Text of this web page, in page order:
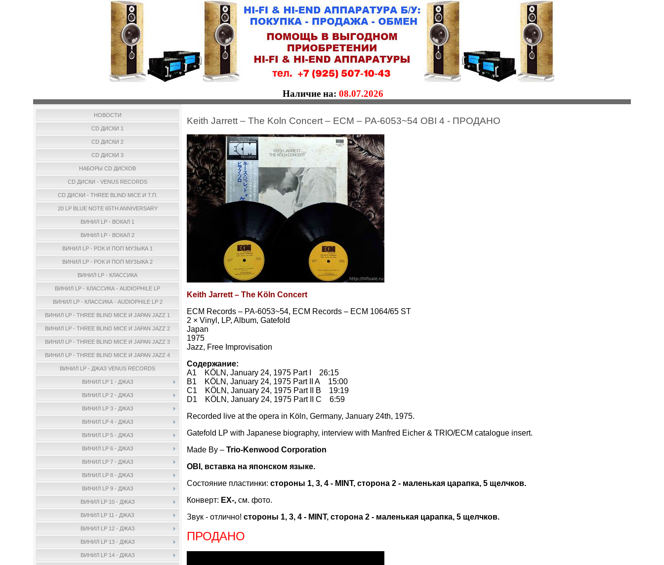
Наличие на: 08.07.2026
НОВОСТИ
CD ДИСКИ 1
CD ДИСКИ 2
CD ДИСКИ 3
НАБОРЫ CD ДИСКОВ
CD ДИСКИ - VENUS RECORDS
CD ДИСКИ - THREE BLIND MICE И Т.П.
20 LP BLUE NOTE 65TH ANNIVERSARY
ВИНИЛ LP - ВОКАЛ 1
ВИНИЛ LP - ВОКАЛ 2
ВИНИЛ LP - РОК И ПОП МУЗЫКА 1
ВИНИЛ LP - РОК И ПОП МУЗЫКА 2
ВИНИЛ LP - КЛАССИКА
ВИНИЛ LP - КЛАССИКА - AUDIOPHILE LP
ВИНИЛ LP - КЛАССИКА - AUDIOPHILE LP 2
ВИНИЛ LP - THREE BLIND MICE И JAPAN JAZZ 1
ВИНИЛ LP - THREE BLIND MICE И JAPAN JAZZ 2
ВИНИЛ LP - THREE BLIND MICE И JAPAN JAZZ 3
ВИНИЛ LP - THREE BLIND MICE И JAPAN JAZZ 4
ВИНИЛ LP - ДЖАЗ VENUS RECORDS
ВИНИЛ LP 1 - ДЖАЗ
ВИНИЛ LP 2 - ДЖАЗ
ВИНИЛ LP 3 - ДЖАЗ
ВИНИЛ LP 4 - ДЖАЗ
ВИНИЛ LP 5 - ДЖАЗ
ВИНИЛ LP 6 - ДЖАЗ
ВИНИЛ LP 7 - ДЖАЗ
ВИНИЛ LP 8 - ДЖАЗ
ВИНИЛ LP 9 - ДЖАЗ
ВИНИЛ LP 10 - ДЖАЗ
ВИНИЛ LP 11 - ДЖАЗ
ВИНИЛ LP 12 - ДЖАЗ
ВИНИЛ LP 13 - ДЖАЗ
ВИНИЛ LP 14 - ДЖАЗ
Keith Jarrett ‎– The Koln Concert ‎– ECM ‎– PA-6053~54 OBI 4 - ПРОДАНО
Keith Jarrett ‎– The Köln Concert
ECM Records ‎– PA-6053~54, ECM Records ‎– ECM 1064/65 ST
2 × Vinyl, LP, Album, Gatefold
Japan
1975
Jazz, Free Improvisation
Содержание:
A1 KÖLN, January 24, 1975 Part I 26:15
B1 KÖLN, January 24, 1975 Part II A 15:00
C1 KÖLN, January 24, 1975 Part II B 19:19
D1 KÖLN, January 24, 1975 Part II C 6:59
Recorded live at the opera in Köln, Germany, January 24th, 1975.
Gatefold LP with Japanese biography, interview with Manfred Eicher & TRIO/ECM catalogue insert.
Made By –Trio-Kenwood Corporation
OBI, вставка на японском языке.
Состояние пластинки:стороны 1, 3, 4 - MINT, сторона 2 - маленькая царапка, 5 щелчков.
Конверт: EX-, см. фото.
Звук - отлично!стороны 1, 3, 4 - MINT, сторона 2 - маленькая царапка, 5 щелчков.
ПРОДАНО